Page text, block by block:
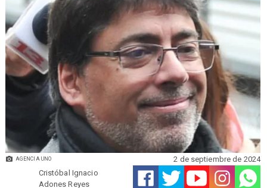
AGENCIA UNO
Cristóbal Ignacio
Adones Reyes
2 de septiembre de 2024